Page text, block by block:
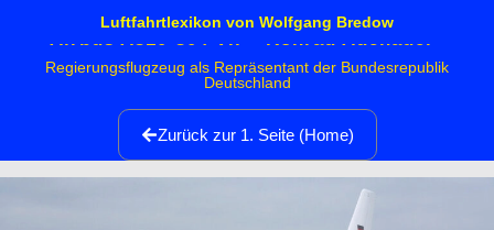
Luftfahrtlexikon von Wolfgang Bredow
Airbus A310-304 VIP “Konrad Adenauer"
Regierungsflugzeug als Repräsentant der Bundesrepublik
Deutschland
Zurück zur 1. Seite (Home)